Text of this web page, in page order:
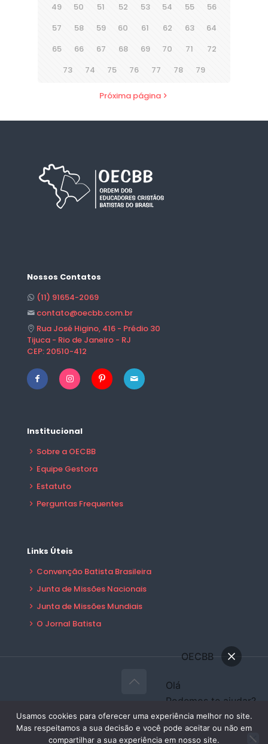
49
50 51 52 53 54 55
56
57
58 59 60 61 62 63
64
65
66 67 68 69 70 71
72
73
74 75 76 77 78 79
Próxima página
Nossos Contatos
(11) 91654-2069
contato@oecbb.com.br
Rua José Higino, 416 - Prédio 30
Tijuca - Rio de Janeiro - RJ
CEP: 20510-412
Institucional
Sobre a OECBB
Equipe Gestora
Estatuto
Perguntas Frequentes
Links Úteis
Convenção Batista Brasileira
Junta de Missões Nacionais
Junta de Missões Mundiais
O Jornal Batista
Desenvolvido por:Sales Publicidade
Área do Filiado
Precisa de ajuda?
OECBB
Olá
Podemos te ajudar?
Conversar
Usamos cookies para oferecer uma experiência melhor no site.
Mas respeitamos a sua decisão e você pode aceitar ou não em
compartilhar a sua experiência em nosso site.